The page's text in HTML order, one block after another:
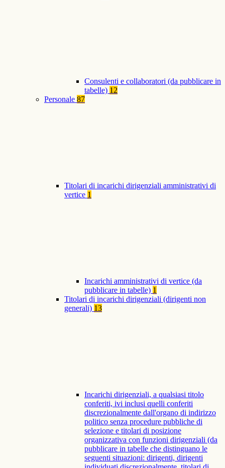
Consulenti e collaboratori (da pubblicare in
tabelle) 12
Personale 87
Titolari di incarichi dirigenziali amministrativi di
vertice 1
Incarichi amministrativi di vertice (da
pubblicare in tabelle) 1
Titolari di incarichi dirigenziali (dirigenti non
generali) 13
Incarichi dirigenziali, a qualsiasi titolo
conferiti, ivi inclusi quelli conferiti
discrezionalmente dall'organo di indirizzo
politico senza procedure pubbliche di
selezione e titolari di posizione
organizzativa con funzioni dirigenziali (da
pubblicare in tabelle che distinguano le
seguenti situazioni: dirigenti, dirigenti